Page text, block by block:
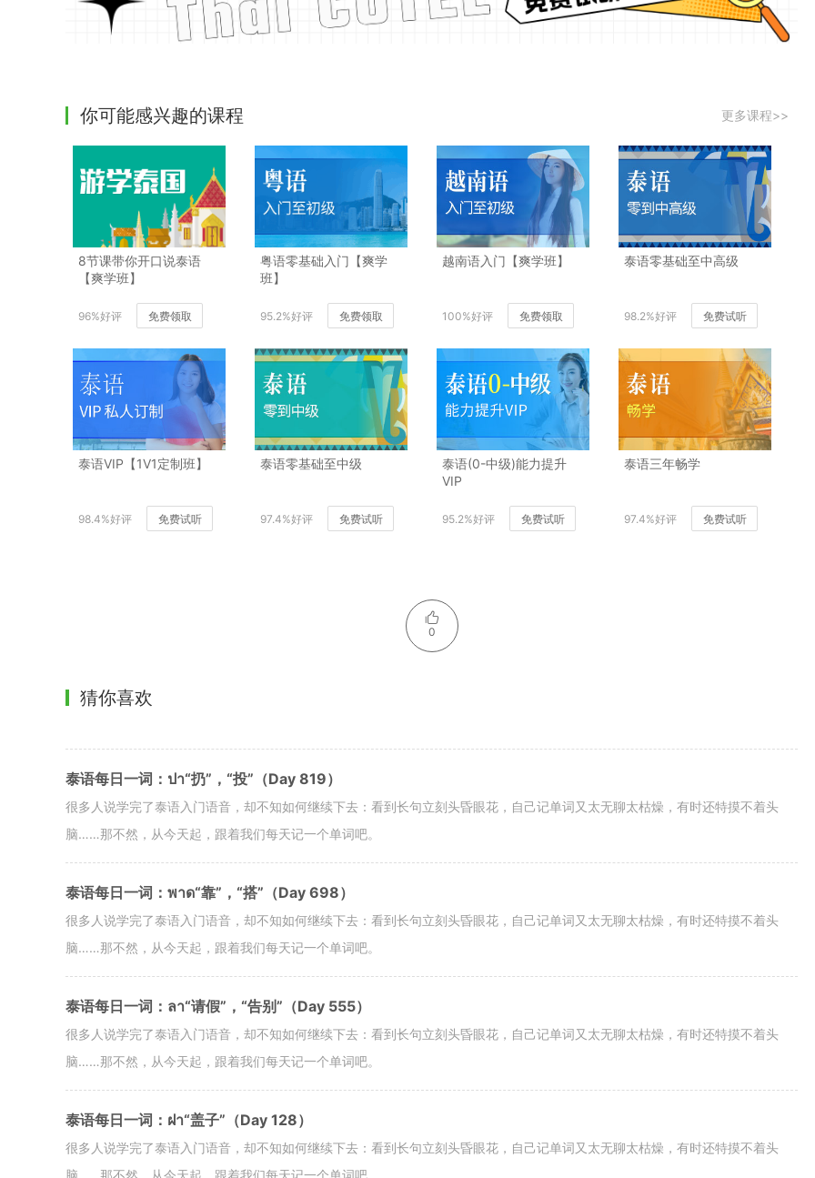
你可能感兴趣的课程 更多课程>>
8节课带你开口说泰语
【爽学班】
96%好评 免费领取
粤语零基础入门【爽学
班】
95.2%好评 免费领取
越南语入门【爽学班】
100%好评 免费领取
泰语零基础至中高级
98.2%好评 免费试听
泰语VIP【1V1定制班】
98.4%好评 免费试听
泰语零基础至中级
97.4%好评 免费试听
泰语(0-中级)能力提升
VIP
95.2%好评 免费试听
泰语三年畅学
97.4%好评 免费试听
0
猜你喜欢
泰语每日一词：ปา“扔”，“投”（Day 819）
很多人说学完了泰语入门语音，却不知如何继续下去：看到长句立刻头昏眼花，自己记单词又太无聊太枯燥，有时还特摸不着头
脑……那不然，从今天起，跟着我们每天记一个单词吧。
泰语每日一词：พาด“靠”，“搭”（Day 698）
很多人说学完了泰语入门语音，却不知如何继续下去：看到长句立刻头昏眼花，自己记单词又太无聊太枯燥，有时还特摸不着头
脑……那不然，从今天起，跟着我们每天记一个单词吧。
泰语每日一词：ลา“请假”，“告别”（Day 555）
很多人说学完了泰语入门语音，却不知如何继续下去：看到长句立刻头昏眼花，自己记单词又太无聊太枯燥，有时还特摸不着头
脑……那不然，从今天起，跟着我们每天记一个单词吧。
泰语每日一词：ฝา“盖子”（Day 128）
很多人说学完了泰语入门语音，却不知如何继续下去：看到长句立刻头昏眼花，自己记单词又太无聊太枯燥，有时还特摸不着头
脑……那不然，从今天起，跟着我们每天记一个单词吧。